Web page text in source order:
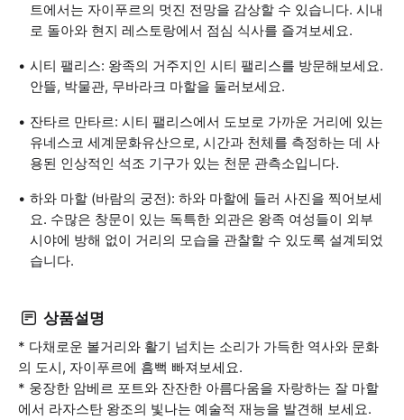
트에서는 자이푸르의 멋진 전망을 감상할 수 있습니다. 시내
로 돌아와 현지 레스토랑에서 점심 식사를 즐겨보세요.
시티 팰리스: 왕족의 거주지인 시티 팰리스를 방문해보세요.
안뜰, 박물관, 무바라크 마할을 둘러보세요.
잔타르 만타르: 시티 팰리스에서 도보로 가까운 거리에 있는
유네스코 세계문화유산으로, 시간과 천체를 측정하는 데 사
용된 인상적인 석조 기구가 있는 천문 관측소입니다.
하와 마할 (바람의 궁전): 하와 마할에 들러 사진을 찍어보세
요. 수많은 창문이 있는 독특한 외관은 왕족 여성들이 외부
시야에 방해 없이 거리의 모습을 관찰할 수 있도록 설계되었
습니다.
상품설명
* 다채로운 볼거리와 활기 넘치는 소리가 가득한 역사와 문화
의 도시, 자이푸르에 흠뻑 빠져보세요.
* 웅장한 암베르 포트와 잔잔한 아름다움을 자랑하는 잘 마할
에서 라자스탄 왕조의 빛나는 예술적 재능을 발견해 보세요.